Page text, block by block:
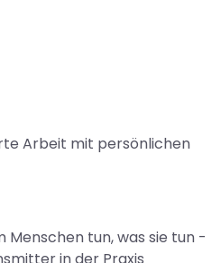
Arbeit mit persönlichen
Menschen tun, was sie tun -
in der Praxis